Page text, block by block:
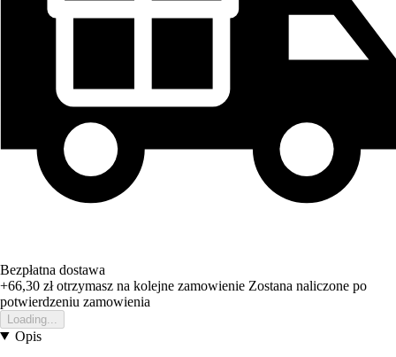
Bezpłatna dostawa
+66,30 złotrzymasz na kolejne zamowienie Zostana naliczone po
potwierdzeniu zamowienia
Loading...
Opis